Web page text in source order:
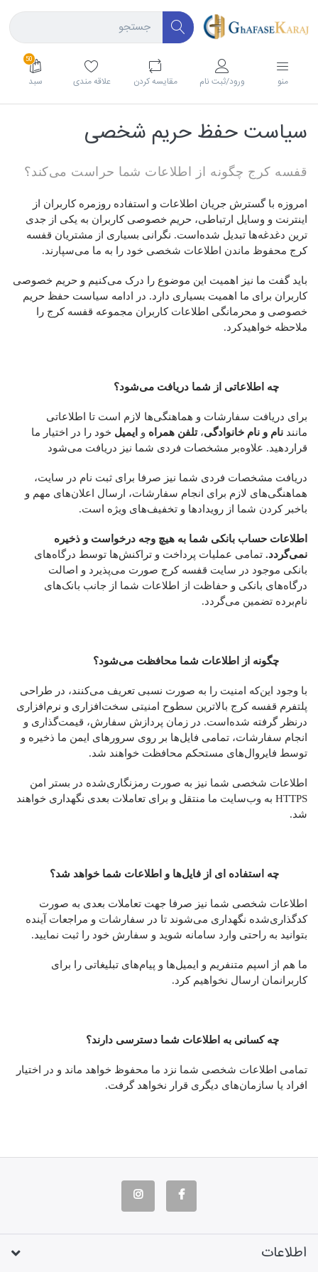
منو ورود/ثبت نام مقايسه كردن علاقه مندی
50
سبد
سیاست حفظ حریم شخصی
قفسه کرج چگونه از اطلاعات شما حراست می‌کند؟
امروزه با گسترش جریان اطلاعات و استفاده روزمره کاربران از
اینترنت و وسایل ارتباطی، حریم خصوصی کاربران به یکی از جدی‌
ترین دغدغه‌ها تبدیل شده‌است. نگرانی بسیاری از مشتریان قفسه
کرج محفوظ ماندن اطلاعات شخصی خود را به ما می‌سپارند.
باید گفت ما نیز اهمیت این موضوع را درک می‌کنیم و حریم خصوصی
کاربران برای ما اهمیت بسیاری دارد. در ادامه سیاست حفظ حریم
خصوصی و محرمانگی اطلاعات کاربران مجموعه قفسه کرج را
ملاحظه خواهیدکرد.
چه اطلاعاتی از شما دریافت می‌شود؟
برای دریافت سفارشات و هماهنگی‌ها لازم است تا اطلاعاتی
مانند نام و نام خانوادگی،تلفن همراه و ایمیل خود را در اختیار ما
قراردهید. علاوه‌بر مشخصات فردی شما نیز دریافت می‌شود
دریافت مشخصات فردی شما نیز صرفا برای ثبت نام در سایت،
هماهنگی‌های لازم برای انجام سفارشات، ارسال اعلان‌های مهم و
باخبر کردن شما از رویدادها و تخفیف‌های ویژه است.
اطلاعات حساب بانکی شما به هیچ وجه درخواست و ذخیره
نمی‌گردد. تمامی عملیات پرداخت و تراکنش‌ها توسط درگاه‌های
بانکی موجود در سایت قفسه کرج صورت می‌پذیرد و اصالت
درگاه‌های بانکی و حفاظت از اطلاعات شما از جانب بانک‌های
نام‌برده تضمین می‌گردد.
چگونه از اطلاعات شما محافظت می‌شود؟
با وجود این‌که امنیت را به صورت نسبی تعریف می‌کنند، در طراحی
پلتفرم قفسه کرج بالاترین سطوح امنیتی سخت‌افزاری و نرم‌افزاری
درنظر گرفته شده‌است. در زمان پردازش سفارش، قیمت‌گذاری و
انجام سفارشات، تمامی فایل‌ها بر روی سرورهای ایمن ما ذخیره و
توسط فایروال‌های مستحکم محافظت خواهند شد.
اطلاعات شخصی شما نیز به صورت رمزنگاری‌شده در بستر امن
HTTPS به وب‌سایت ما منتقل و برای تعاملات بعدی نگهداری خواهند
شد.
چه استفاده ای از فایل‌ها و اطلاعات شما خواهد شد؟
اطلاعات شخصی شما نیز صرفا جهت تعاملات بعدی به صورت
کدگذاری‌شده نگهداری می‌شوند تا در سفارشات و مراجعات آینده
بتوانید به راحتی وارد سامانه شوید و سفارش خود را ثبت نمایید.
ما هم از اسپم متنفریم و ایمیل‌ها و پیام‌های تبلیغاتی را برای
کاربرانمان ارسال نخواهیم کرد.
چه کسانی به اطلاعات شما دسترسی دارند؟
تمامی اطلاعات شخصی شما نزد ما محفوظ خواهد ماند و در اختیار
افراد یا سازمان‌های دیگری قرار نخواهد گرفت.
اطلاعات